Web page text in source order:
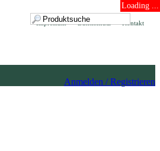
Loading ...
Kontakt
Datenschutz
Impressum
Anmelden / Registrieren